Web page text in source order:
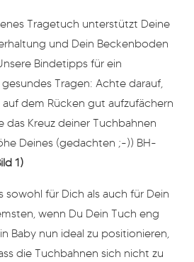
Tragetuch unterstützt Deine
und Dein Beckenboden
Bindetipps für ein
Tragen: Achte darauf,
dem Rücken gut aufzufächern
das Kreuz deiner Tuchbahnen
Deines (gedachten ;-)) BH-
1)
sowohl für Dich als auch für Dein
wenn Du Dein Tuch eng
Baby nun ideal zu positionieren,
die Tuchbahnen sich nicht zu